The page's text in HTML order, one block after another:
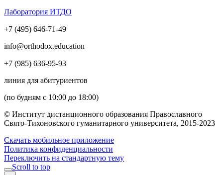
Лаборатория ИТДО
+7 (495) 646-71-49
info@orthodox.education
+7 (985) 636-95-93
линия для абитуриентов
(по будням с 10:00 до 18:00)
© Институт дистанционного образования Православного
Свято-Тихоновского гуманитарного университета, 2015-2023
Скачать мобильное приложение
Политика конфиденциальности
Переключить на стандартную тему
Scroll to top